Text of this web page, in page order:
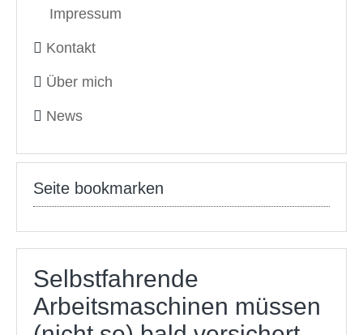
Impressum
Kontakt
Über mich
News
Seite bookmarken
Selbstfahrende
Arbeitsmaschinen müssen